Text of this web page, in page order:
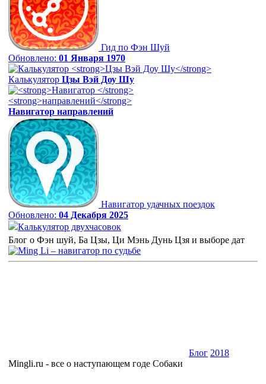
Гид по Фэн Шуй
Обновлено: 01 Января 1970
Калькулятор Цзы Вэй Доу Шу
Навигатор направлений
Навигатор удачных поездок
Обновлено: 04 Декабря 2025
Калькулятор двухчасовок
Блог о Фэн шуй, Ба Цзы, Ци Мэнь Дунь Цзя и выборе дат
Блог 2018
Мingli.ru - все о наступающем годе Собаки